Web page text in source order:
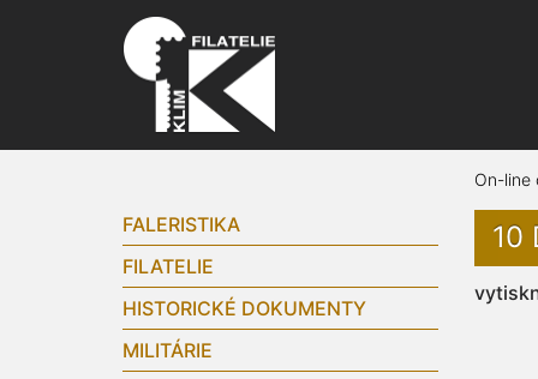
FALERISTIKA
FILATELIE
HISTORICKÉ DOKUMENTY
MILITÁRIE
On-line
10